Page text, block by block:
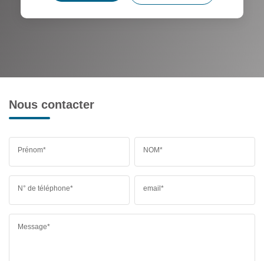
Nous contacter
Prénom* NOM*
N° de téléphone* email*
Message*